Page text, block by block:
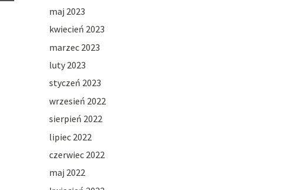
maj 2023
kwiecień 2023
marzec 2023
luty 2023
styczeń 2023
wrzesień 2022
sierpień 2022
lipiec 2022
czerwiec 2022
maj 2022